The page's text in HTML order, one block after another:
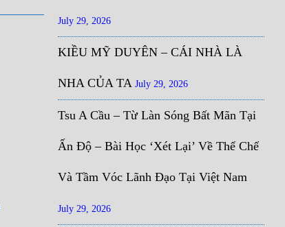
July 29, 2026
KIỀU MỸ DUYÊN – CÁI NHÀ LÀ
NHA CỦA TA July 29, 2026
Tsu A Cầu – Từ Làn Sóng Bất Mãn Tại
Ấn Độ – Bài Học ‘Xét Lại’ Về Thể Chế
Và Tầm Vóc Lãnh Đạo Tại Việt Nam
July 29, 2026